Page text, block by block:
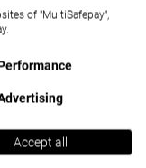
monederos
de los pagos en
tecnologías, la
of "MultiSafepay",
Accept all